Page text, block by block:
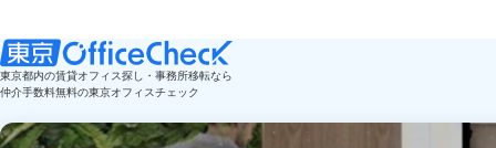
東京都内の賃貸オフィス探し・事務所移転なら
仲介手数料無料の東京オフィスチェック